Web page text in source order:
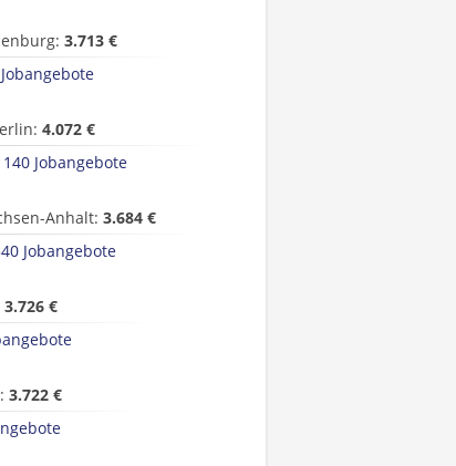
4.072 €
140 Jobangebote
3.713 €
3.726 €
Anhalt: 3.684 €
Jobangebote
3.722 €